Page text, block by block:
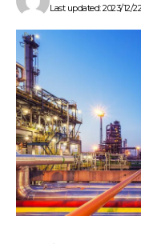
Last updated: 2023/12/